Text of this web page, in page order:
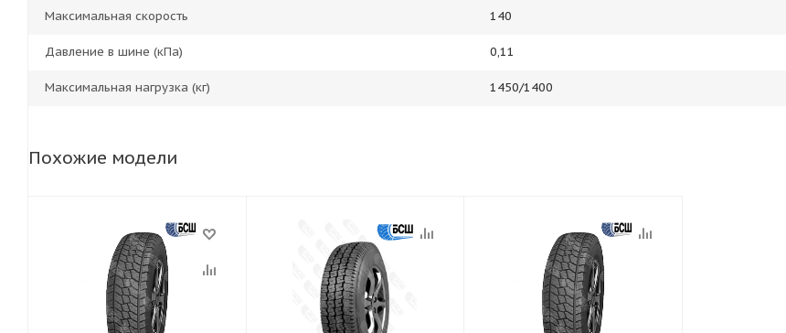
Максимальная скорость 140
Давление в шине (кПа) 0,11
Максимальная нагрузка (кг) 1450/1400
Похожие модели